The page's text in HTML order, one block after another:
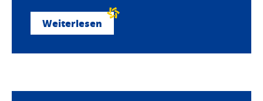
Weiterlesen